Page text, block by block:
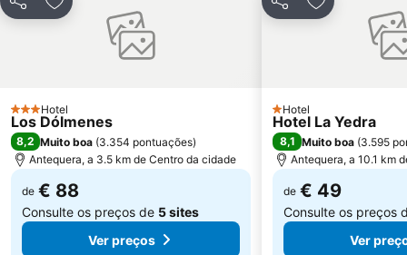
Parque del Oeste
Benajarafe
Benalmádena Pueblo
La Térmica
Paseo Maritimo La Carihuela
Torrequebrada
La Caleta
Plaza de la Marina
PartilharAdicionar aos favoritos
3 Estrelas
Hotel
Los Dólmenes
8,2 Muito boa (3.354 pontuações)
Antequera, a 3.5 km de Centro da cidade
de € 88
Consulte os preços de 5 sites
Ver preços
PartilharAdicionar
1 Estrelas
Hotel
Hotel La Yedra
8,1 Muito boa (3.595
Antequera, a 10.1 km
de € 49
Consulte os preços
Ver